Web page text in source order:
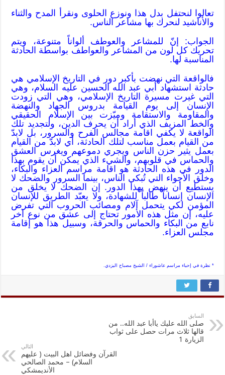
تعالوا لنحتفل بدل هذا ونوزع الحلوى ونقرأ المدح والثناء
والأناشيد لنحرك بها مشاعر الناس.
الجواب: إنّ للمشاعر والعوطف ألواناً متنوعة، ويتم
تحريك كل لون من المشاعر والعواطف بواسطة الحادثة
المناسبة لها.
فالواقعة التي نهضت بأكبر دور في التاريخ الإسلامي هي
حادثة استشهاد أبي عبد الله الحسين عليه السلام، وهي
التي غيرت مسيرة التاريخ الإسلامي، وهي التي زودت
الإنسان إلى يوم القيامة بدروس الجهاد والنهضة
والمقاومة والاستقامة وميّزت بين الإسلام الحقيقي
والخط المزيف الذي أراد أن يحرف الدين، ولتجديد تلك
الواقعة لا يكفي اقامة مجالس الفرح والسرور، بل لابدّ
من القيام بعمل مناسب لتلك الحادثة، أي لابدّ من القيام
بعمل يثير حزن الناس ويجري دموعهم ويغرس العشق
والحماس في قلوبهم، والشيء الذي يمكن أن يقوم بهذا
الدور في هذه الحادثة هو اقامة مراسم العزاء والبكاء،
وخلق الأجواء التي تُبكي الناس، بينما السرور والضحك لا
يستطيع أن ينهض بهذا الدور. إن الضحك لا يخلق من
الإنسان إنساناً طالباً للشهادة، ولا يعبّد الطريق للإنسان
المؤمن لكي يتحمل آلام ومصائب الحروب التي تفرض
عليه، إن مثل هذه الأمور تحتاج إلى عشق من نوع آخر
نابع من البكاء والحماس والحرقة، وسبيل هذا هو إقامة
مجلس العزاء.
* نظرة في إحياء مراسم عاشوراء / الشيخ مصباح اليزدي.
السابق
صلى الله عليك ياأبا عبد الله.. من
قالها ثلاث مرات حصل على ثواب
الزيارة 1
التالي
القرآن وفضائل اهل البيت ( عليهم
السلام) – محمد الصالحي
الأنديمشكي